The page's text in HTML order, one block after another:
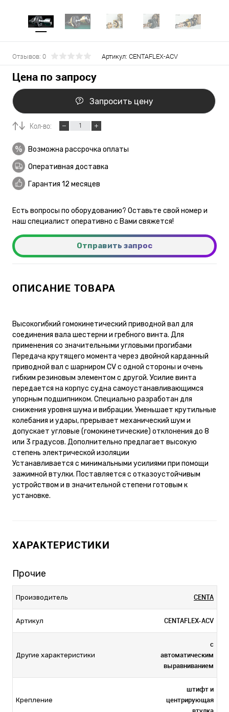
Отзывов: 0 Артикул: CENTAFLEX-ACV
Цена по запросу
Запросить цену
Кол-во:
Возможна рассрочка оплаты
Оперативная доставка
Гарантия 12 месяцев
Есть вопросы по оборудованию? Оставьте свой номер и
наш специалист оперативно с Вами свяжется!
Отправить запрос
ОПИСАНИЕ ТОВАРА
Высокогибкий гомокинетический приводной вал для
соединения вала шестерни и гребного винта. Для
применения со значительными угловыми прогибами
Передача крутящего момента через двойной карданный
приводной вал с шарниром CV с одной стороны и очень
гибким резиновым элементом с другой. Усилие винта
передается на корпус судна самоустанавливающимся
упорным подшипником. Специально разработан для
снижения уровня шума и вибрации. Уменьшает крутильные
колебания и удары, прерывает механический шум и
допускает угловые (гомокинетические) отклонения до 8
или 3 градусов. Дополнительно предлагает высокую
степень электрической изоляции
Устанавливается с минимальными усилиями при помощи
зажимной втулки. Поставляется с отказоустойчивым
устройством и в значительной степени готовым к
установке.
ХАРАКТЕРИСТИКИ
Прочие
Производитель CENTA
Артикул CENTAFLEX-ACV
Другие характеристики
с
автоматическим
выравниванием
Крепление
штифт и
центрирующая